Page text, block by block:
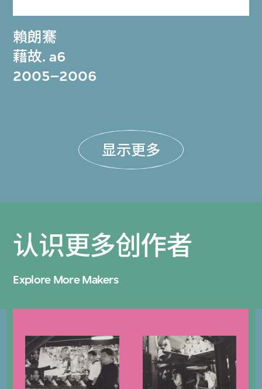
賴朗騫
藉故. a6
2005–2006
显示更多
认识更多创作者
Explore More Makers